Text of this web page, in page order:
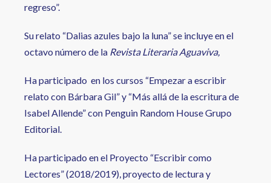
regreso”.
Su relato “Dalias azules bajo la luna” se incluye en el
octavo número de la Revista Literaria Aguaviva,
Ha participado en los cursos “Empezar a escribir
relato con Bárbara Gil” y “Más allá de la escritura de
Isabel Allende” con Penguin Random House Grupo
Editorial.
Ha participado en el Proyecto “Escribir como
Lectores” (2018/2019), proyecto de lectura y